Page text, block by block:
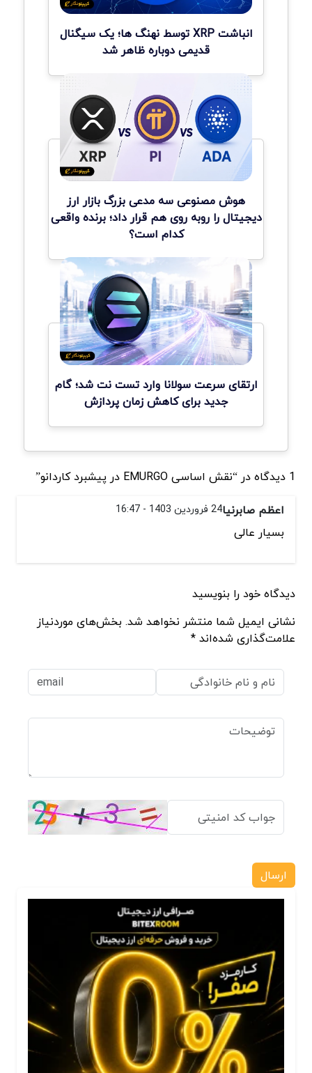
انباشت XRP توسط نهنگ ها؛ یک سیگنال
قدیمی دوباره ظاهر شد
هوش مصنوعی سه مدعی بزرگ بازار ارز
دیجیتال را روبه روی هم قرار داد؛ برنده واقعی
کدام است؟
ارتقای سرعت سولانا وارد تست نت شد؛ گام
جدید برای کاهش زمان پردازش
1 دیدگاه در “نقش اساسی EMURGO در پیشبرد کاردانو”
اعظم صابرنیا24 فروردین 1403 - 16:47
بسیار عالی
دیدگاه خود را بنویسید
نشانی ایمیل شما منتشر نخواهد شد. بخش‌های موردنیاز
علامت‌گذاری شده‌اند *
ارسال